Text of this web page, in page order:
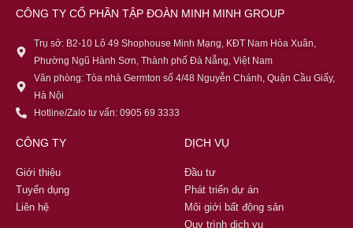
CÔNG TY CỔ PHẦN TẬP ĐOÀN MINH MINH GROUP
Trụ sở: B2-10 Lô 49 Shophouse Minh Mạng, KĐT Nam Hòa Xuân,
Phường Ngũ Hành Sơn, Thành phố Đà Nẵng, Việt Nam
Văn phòng: Tòa nhà Germton số 4/48 Nguyễn Chánh, Quận Cầu Giấy,
Hà Nội
Hotline/Zalo tư vấn: 0905 69 3333
CÔNG TY
Giới thiệu
Tuyển dụng
Liên hệ
DỊCH VỤ
Đầu tư
Phát triển dự án
Môi giới bất động sản
Quy trình dịch vụ